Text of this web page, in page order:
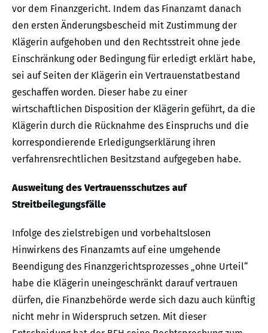
vor dem Finanzgericht. Indem das Finanzamt danach
den ersten Änderungsbescheid mit Zustimmung der
Klägerin aufgehoben und den Rechtsstreit ohne jede
Einschränkung oder Bedingung für erledigt erklärt habe,
sei auf Seiten der Klägerin ein Vertrauenstatbestand
geschaffen worden. Dieser habe zu einer
wirtschaftlichen Disposition der Klägerin geführt, da die
Klägerin durch die Rücknahme des Einspruchs und die
korrespondierende Erledigungserklärung ihren
verfahrensrechtlichen Besitzstand aufgegeben habe.
Ausweitung des Vertrauensschutzes auf
Streitbeilegungsfälle
Infolge des zielstrebigen und vorbehaltslosen
Hinwirkens des Finanzamts auf eine umgehende
Beendigung des Finanzgerichtsprozesses „ohne Urteil“
habe die Klägerin uneingeschränkt darauf vertrauen
dürfen, die Finanzbehörde werde sich dazu auch künftig
nicht mehr in Widerspruch setzen. Mit dieser